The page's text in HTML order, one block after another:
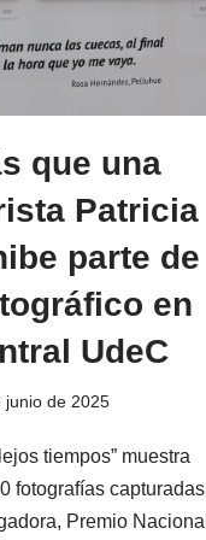
que una
Patricia
parte de
en
UdeC
junio de 2025
tiempos” muestra
fotografías capturadas
Premio Nacional